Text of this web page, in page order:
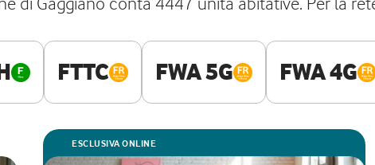
FTTC FWA 5G FWA 4G
ESCLUSIVA ONLINE